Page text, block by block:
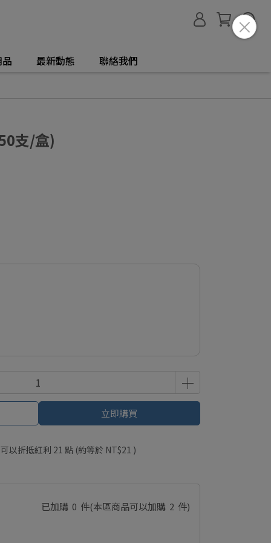
最新動態 聯絡我們
支/盒)
立即購買
以折抵紅利 21 點 (約等於 NT$21 )
已加購 0 件(本區商品可以加購 2 件)